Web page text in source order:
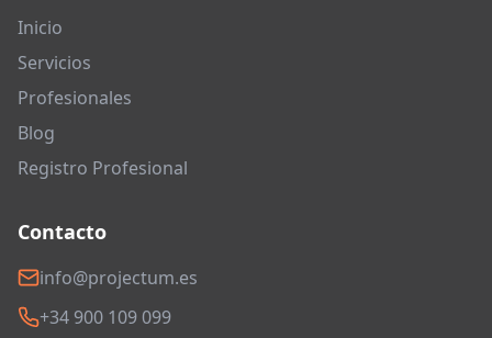
Inicio
Servicios
Profesionales
Blog
Registro Profesional
Contacto
info@projectum.es
+34 900 109 099